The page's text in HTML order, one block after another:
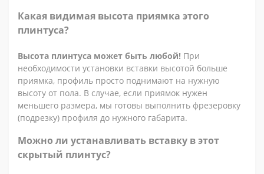
Какая видимая высота приямка этого
плинтуса?
Высота плинтуса может быть любой! При
необходимости установки вставки высотой больше
приямка, профиль просто поднимают на нужную
высоту от пола. В случае, если приямок нужен
меньшего размера, мы готовы выполнить фрезеровку
(подрезку) профиля до нужного габарита.
Можно ли устанавливать вставку в этот
скрытый плинтус?